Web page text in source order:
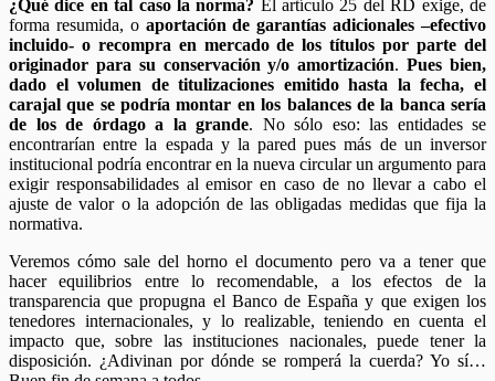
¿Qué dice en tal caso la norma? El artículo 25 del RD exige, de
forma resumida, o aportación de garantías adicionales –efectivo
incluido- o recompra en mercado de los títulos por parte del
originador para su conservación y/o amortización.Pues bien,
dado el volumen de titulizaciones emitido hasta la fecha, el
carajal que se podría montar en los balances de la banca sería
de los de órdago a la grande. No sólo eso: las entidades se
encontrarían entre la espada y la pared pues más de un inversor
institucional podría encontrar en la nueva circular un argumento para
exigir responsabilidades al emisor en caso de no llevar a cabo el
ajuste de valor o la adopción de las obligadas medidas que fija la
normativa.
Veremos cómo sale del horno el documento pero va a tener que
hacer equilibrios entre lo recomendable, a los efectos de la
transparencia que propugna el Banco de España y que exigen los
tenedores internacionales, y lo realizable, teniendo en cuenta el
impacto que, sobre las instituciones nacionales, puede tener la
disposición. ¿Adivinan por dónde se romperá la cuerda? Yo sí…